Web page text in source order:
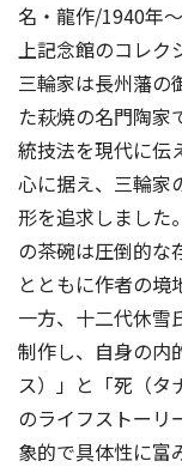
名・龍作/1940年
上記念館のコレク
三輪家は長州藩の
た萩焼の名門陶家
統技法を現代に伝
心に据え、三輪家
形を追求しました
の茶碗は圧倒的な
とともに作者の境
一方、十二代休雪
制作し、自身の内
ス）」と「死（タ
のライフストーリ
象的で具体性に富